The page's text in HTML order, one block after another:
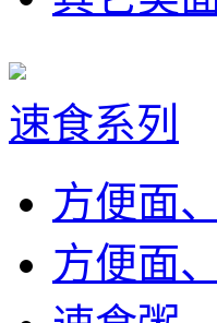
速食系列
方便面
方便面